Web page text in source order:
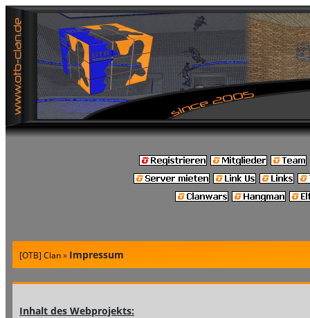
[OTB] Clan» Impressum
Inhalt des Webprojekts: